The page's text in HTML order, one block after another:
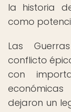
la historia
como
Las
conflicto
con
dejaron un